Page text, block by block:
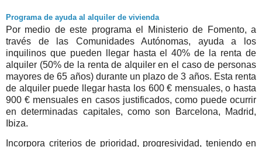
Programa de ayuda al alquiler de vivienda
Por medio de este programa el Ministerio de Fomento, a
través de las Comunidades Autónomas, ayuda a los
inquilinos que pueden llegar hasta el 40% de la renta de
alquiler (50% de la renta de alquiler en el caso de personas
mayores de 65 años) durante un plazo de 3 años. Esta renta
de alquiler puede llegar hasta los 600 € mensuales, o hasta
900 € mensuales en casos justificados, como puede ocurrir
en determinadas capitales, como son Barcelona, Madrid,
Ibiza.
Incorpora criterios de prioridad, progresividad, teniendo en